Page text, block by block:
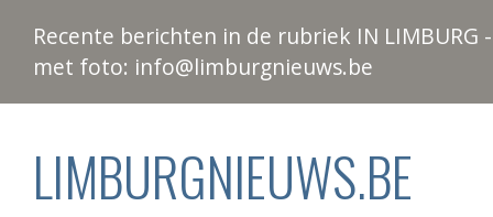
Recente berichten in de rubriek IN
met foto: info@limburgnieuws.be
LIMBURGNIEUWS.BE